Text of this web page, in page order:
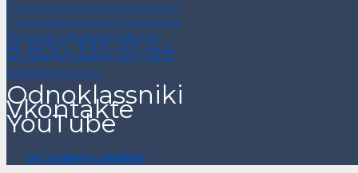
Политика конфиденциальности
Пользовательское соглашение
Договор публичной оферты
8-800-333-61-64
info@alsariya.com
Odnoklassniki
Vkontakte
YouTube
ОСТАВИТЬ ЗАЯВКУ